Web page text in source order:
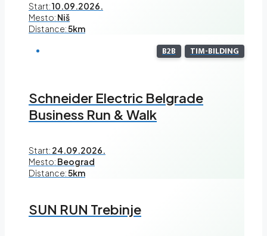
Start:10.09.2026.
Mesto: Niš
Distance:5km
B2B TIM-BILDING
Schneider Electric Belgrade
Business Run & Walk
Start: 24.09.2026.
Mesto: Beograd
Distance:5km
SUN RUN Trebinje